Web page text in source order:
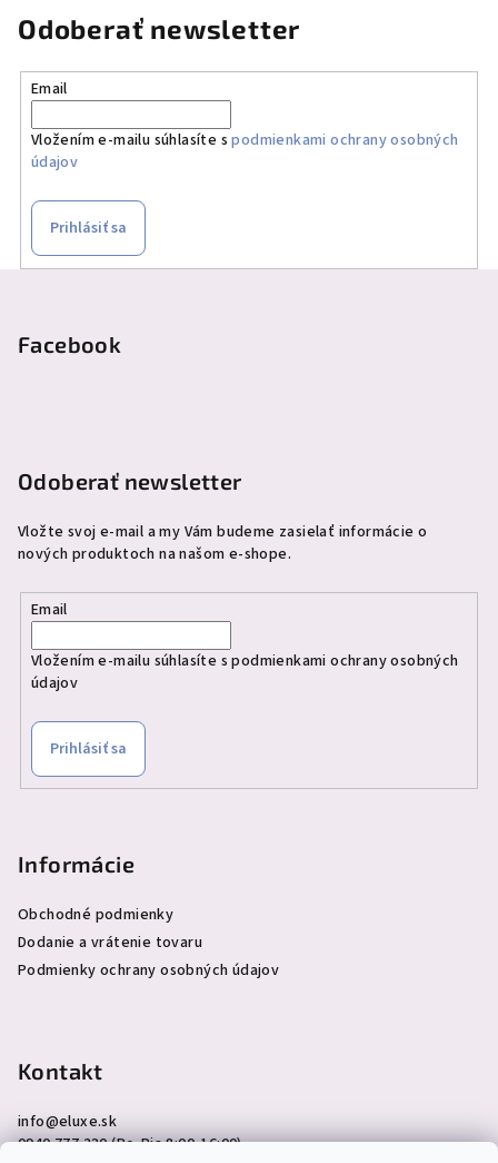
Odoberať newsletter
Email
Vložením e-mailu súhlasíte spodmienkami ochrany osobných
údajov
Prihlásiť sa
Facebook
Odoberať newsletter
Vložte svoj e-mail a my Vám budeme zasielať informácie o
nových produktoch na našom e-shope.
Email
Vložením e-mailu súhlasíte spodmienkami ochrany osobných
údajov
Prihlásiť sa
Informácie
Obchodné podmienky
Dodanie a vrátenie tovaru
Podmienky ochrany osobných údajov
Kontakt
info@eluxe.sk
0940 777 230 (Po-Pia 8:00-16:00)